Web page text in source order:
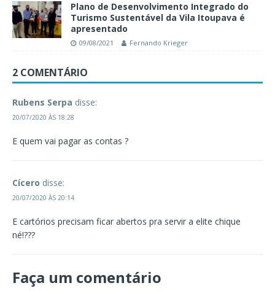
Plano de Desenvolvimento Integrado do
Turismo Sustentável da Vila Itoupava é
apresentado
09/08/2021 Fernando Krieger
2 COMENTÁRIO
Rubens Serpa disse:
20/07/2020 ÀS 18:28
E quem vai pagar as contas ?
Cícero disse:
20/07/2020 ÀS 20:14
E cartórios precisam ficar abertos pra servir a elite chique
né!???
Faça um comentário